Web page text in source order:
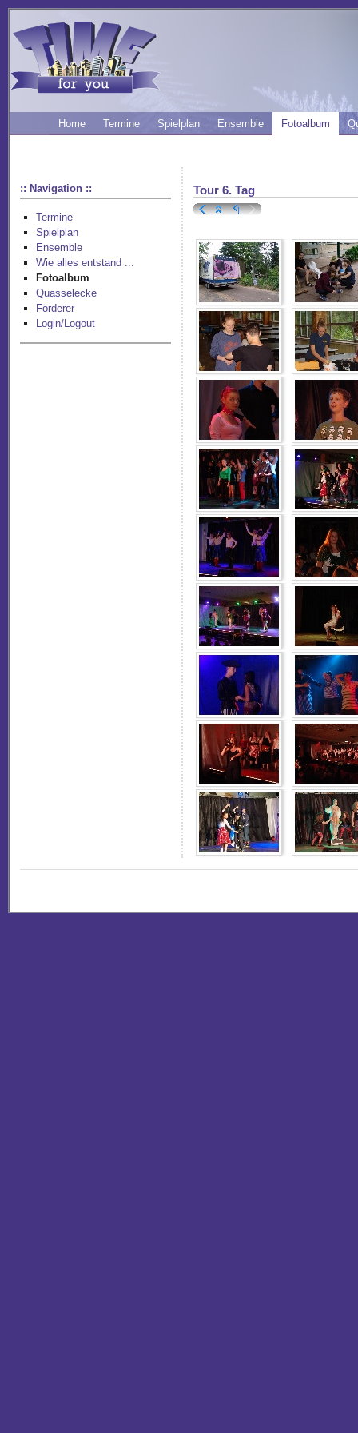
Home Termine Spielplan Ensemble Fotoalbum
:: Navigation ::
Termine
Spielplan
Ensemble
Wie alles entstand ...
Fotoalbum
Quasselecke
Förderer
Login/Logout
Tour 6. Tag